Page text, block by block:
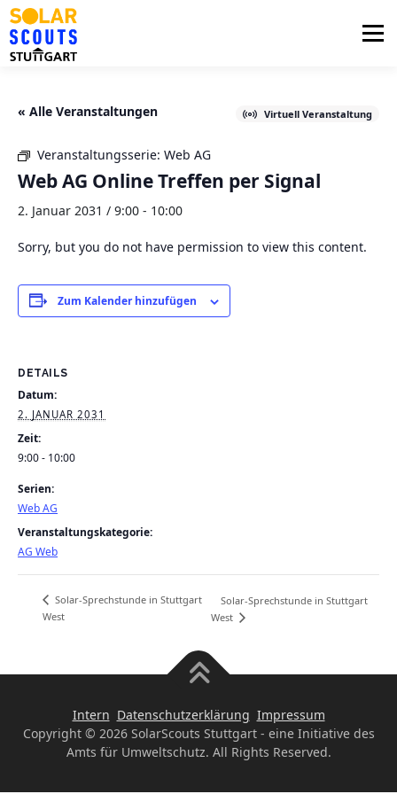
Zum
Inhalt
springen
Menü
« Alle Veranstaltungen Virtuell Veranstaltung
Veranstaltungsserie: Web AG
Web AG Online Treffen per Signal
2. Januar 2031 / 9:00 - 10:00
Sorry, but you do not have permission to view this content.
Zum Kalender hinzufügen
DETAILS
Datum:
2. JANUAR 2031
Zeit:
9:00 - 10:00
Serien:
Web AG
Veranstaltungskategorie:
AG Web
Solar-Sprechstunde in Stuttgart
West
Solar-Sprechstunde in Stuttgart
West
Intern Datenschutzerklärung Impressum
Copyright © 2026 SolarScouts Stuttgart - eine Initiative des
Amts für Umweltschutz. All Rights Reserved.